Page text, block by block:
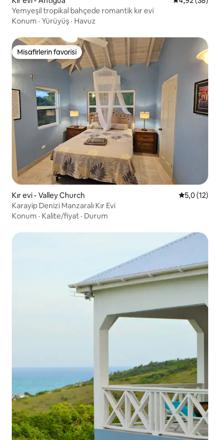
Yemyeşil tropikal bahçede romantik kır evi
Konum · Yürüyüş · Havuz
Misafirlerin favorisi
Misafirlerin favorisi
Kır evi - Valley Church 55,0 (12)
Karayip Denizi Manzaralı Kır Evi
Konum · Kalite/fiyat · Durum